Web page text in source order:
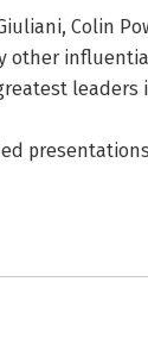
Colin
other
leaders